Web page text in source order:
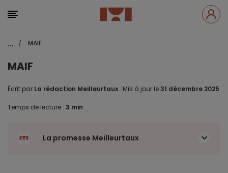
... / MAIF
MAIF
Écrit par La rédaction Meilleurtaux . Mis à jour le31 décembre 2025
.
Temps de lecture : 3 min
La promesse Meilleurtaux